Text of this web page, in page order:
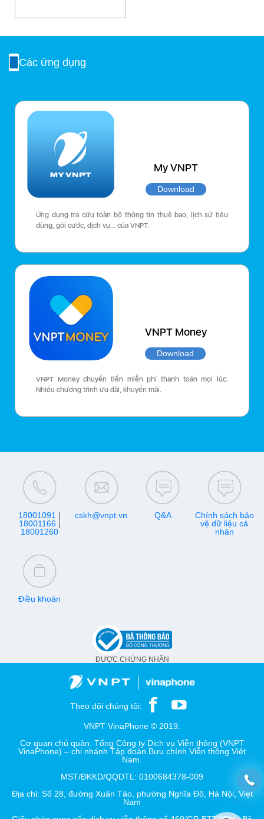
Các ứng dụng
My VNPT
Download
Ứng dụng tra cứu toàn bộ thông tin thuê bao, lịch sử tiêu
dùng, gói cước, dịch vụ… của VNPT.
VNPT Money
Download
VNPT Money chuyển tiền miễn phí thanh toán mọi lúc.
Nhiều chương trình ưu đãi, khuyến mãi.
18001091 |
18001166|
18001260
cskh@vnpt.vn Q&A
Chính sách bảo
vệ dữ liệu cá
nhân
Điều khoản
ĐƯỢC CHỨNG NHẬN
Theo dõi chúng tôi:
VNPT VinaPhone © 2019.
Cơ quan chủ quản: Tổng Công ty Dịch vụ Viễn thông (VNPT
VinaPhone) – chi nhánh Tập đoàn Bưu chính Viễn thông Việt
Nam.
MST/ĐKKD/QQDTL: 0100684378-009
Địa chỉ: Số 28, đường Xuân Tảo, phường Nghĩa Đô, Hà Nội, Việt
Nam